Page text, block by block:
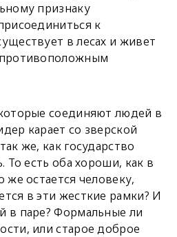
признаку
к
в лесах и живет
соединяют людей в
карает со зверской
же, как государство
То есть оба хороши, как в
же остается человеку,
в эти жесткие рамки? И
в паре? Формальные ли
или старое доброе